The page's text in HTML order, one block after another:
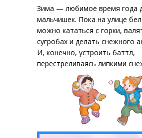
Зима — любимое время года
мальчишек. Пока на улице
можно кататься с горки,
сугробах и делать снежного
И, конечно, устроить баттл,
перестреливаясь липкими